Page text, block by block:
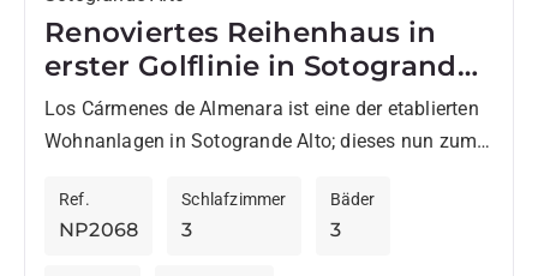
Renoviertes Reihenhaus in
erster Golflinie in Sotogrande
Alto
Los Cármenes de Almenara ist eine der etablierten
Wohnanlagen in Sotogrande Alto; dieses nun zum
privilegierte Lage direkt am Golfplatz...
NP2068
Ref.
3
Schlafzimmer
3
Bäder